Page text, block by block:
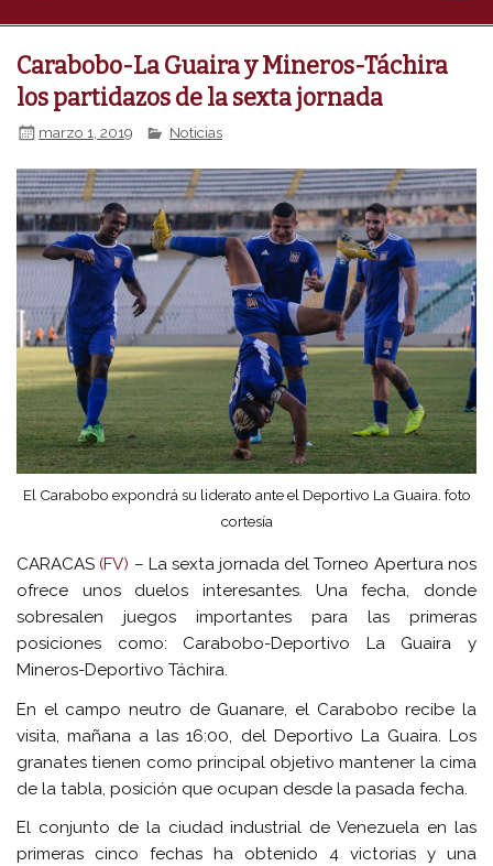
Carabobo-La Guaira y Mineros-Táchira
los partidazos de la sexta jornada
marzo 1, 2019 Noticias
El Carabobo expondrá su liderato ante el Deportivo La Guaira. foto
cortesía
CARACAS (FV) – La sexta jornada del Torneo Apertura nos
ofrece unos duelos interesantes. Una fecha, donde
sobresalen juegos importantes para las primeras
posiciones como: Carabobo-Deportivo La Guaira y
Mineros-Deportivo Táchira.
En el campo neutro de Guanare, el Carabobo recibe la
visita, mañana a las 16:00, del Deportivo La Guaira. Los
granates tienen como principal objetivo mantener la cima
de la tabla, posición que ocupan desde la pasada fecha.
El conjunto de la ciudad industrial de Venezuela en las
primeras cinco fechas ha obtenido 4 victorias y una